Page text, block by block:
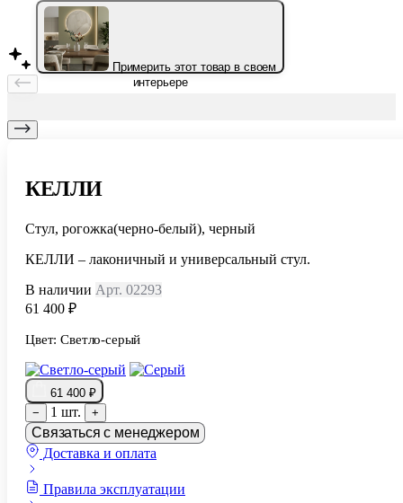
Примерить этот товар в своем
интерьере
КЕЛЛИ
Стул, рогожка(черно-белый), черный
КЕЛЛИ – лаконичный и универсальный стул.
В наличии Арт. 02293
61 400 ₽
Цвет: Светло-серый
61 400 ₽
−
1 шт. +
Связаться с менеджером
Доставка и оплата
Правила эксплуатации